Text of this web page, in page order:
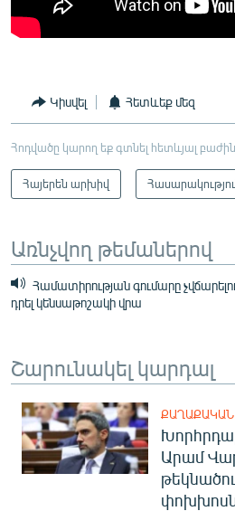
Կիսվել Հետևեք մեզ
Հոդվածը կարող եք գտնել հետևյալ
Հայերեն արխիվ
Առնչվող թեմաներով
Համատիրության գումարը
դրել կենսաթոշակի վրա
Շարունակել կարդալ
ՔԱՂԱՔԱԿԱՆ
Արամ